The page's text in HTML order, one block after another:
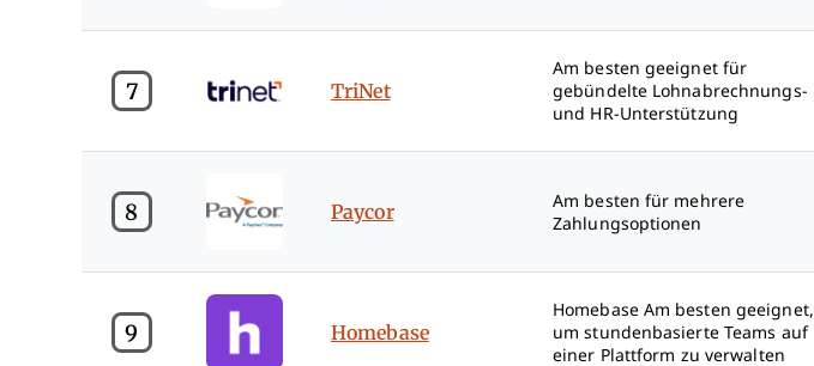
7 TriNet
Am besten geeignet für
gebündelte Lohnabrechnungs-
und HR-Unterstützung
8 Paycor
Am besten für mehrere
Zahlungsoptionen
9 Homebase
Homebase Am besten geeignet,
um stundenbasierte Teams auf
einer Plattform zu verwalten